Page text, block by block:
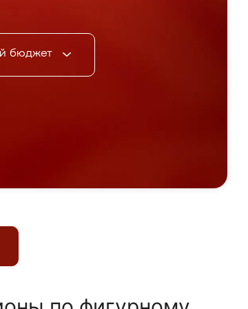
бюджет